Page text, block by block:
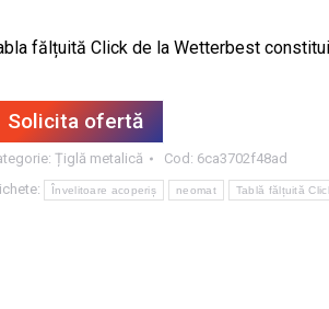
fălțuită Click de la Wetterbest
Solicita ofertă
Țiglă metalică Cod: 6ca3702f48ad
Învelitoare acoperiș neomat Tablă fălțuită